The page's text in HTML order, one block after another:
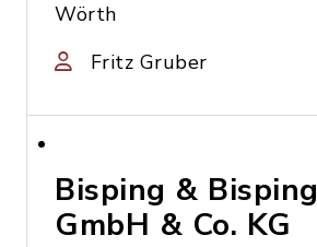
Wörth
Fritz Gruber
Bisping & Bisping
GmbH & Co. KG